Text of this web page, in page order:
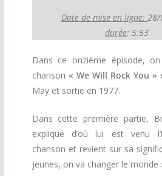
Date de mise en ligne: 28/
durée: 5:53
Dans ce onzième épisode,
chanson « We Will Rock You »
May et sortie en 1977.
Dans cette première partie,
explique d’où lui est venu
chanson et revient sur sa
jeunes, on va changer le monde